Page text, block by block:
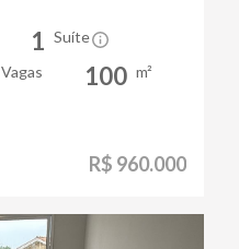
1 Suíte
Vagas 100 m²
R$ 960.000